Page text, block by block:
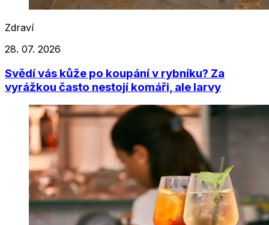
Zdraví
28. 07. 2026
Svědí vás kůže po koupání v rybníku? Za
vyrážkou často nestojí komáři, ale larvy